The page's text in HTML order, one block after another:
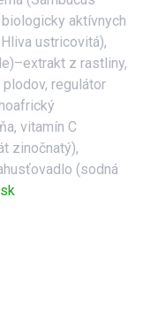
aktívnych
ustricovitá),
z rastliny,
regulátor
vitamín C
zinočnatý),
(sodná